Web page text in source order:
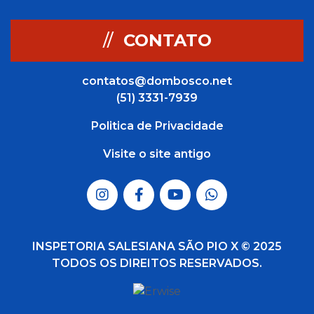
// CONTATO
contatos@dombosco.net
(51) 3331-7939
Politica de Privacidade
Visite o site antigo
INSPETORIA SALESIANA SÃO PIO X © 2025
TODOS OS DIREITOS RESERVADOS.